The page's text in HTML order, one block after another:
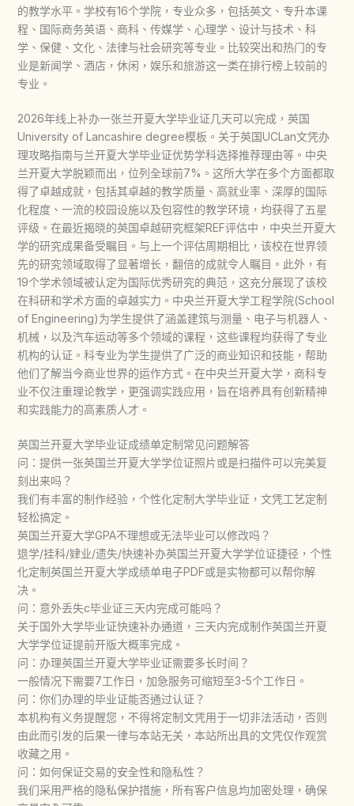
的教学水平。学校有16个学院，专业众多，包括英文、专升本课
程、国际商务英语、商科、传媒学、心理学、设计与技术、科
学、保健、文化、法律与社会研究等专业。比较突出和热门的专
业是新闻学、酒店，休闲，娱乐和旅游这一类在排行榜上较前的
专业。
2026年线上补办一张兰开夏大学毕业证几天可以完成，英国
University of Lancashire degree模板。关于英国UCLan文凭办
理攻略指南与兰开夏大学毕业证优势学科选择推荐理由等。中央
兰开夏大学脱颖而出，位列全球前7%。这所大学在多个方面都取
得了卓越成就，包括其卓越的教学质量、高就业率、深厚的国际
化程度、一流的校园设施以及包容性的教学环境，均获得了五星
评级。在最近揭晓的英国卓越研究框架REF评估中，中央兰开夏大
学的研究成果备受瞩目。与上一个评估周期相比，该校在世界领
先的研究领域取得了显著增长，翻倍的成就令人瞩目。此外，有
19个学术领域被认定为国际优秀研究的典范，这充分展现了该校
在科研和学术方面的卓越实力。中央兰开夏大学工程学院(School
of Engineering)为学生提供了涵盖建筑与测量、电子与机器人、
机械，以及汽车运动等多个领域的课程，这些课程均获得了专业
机构的认证。科专业为学生提供了广泛的商业知识和技能，帮助
他们了解当今商业世界的运作方式。在中央兰开夏大学，商科专
业不仅注重理论教学，更强调实践应用，旨在培养具有创新精神
和实践能力的高素质人才。
英国兰开夏大学毕业证成绩单定制常见问题解答
问：提供一张英国兰开夏大学学位证照片或是扫描件可以完美复
刻出来吗？
我们有丰富的制作经验，个性化定制大学毕业证，文凭工艺定制
轻松搞定。
英国兰开夏大学GPA不理想或无法毕业可以修改吗？
退学/挂科/肄业/遗失/快速补办英国兰开夏大学学位证捷径，个性
化定制英国兰开夏大学成绩单电子PDF或是实物都可以帮你解
决。
问：意外丢失c毕业证三天内完成可能吗？
关于国外大学毕业证快速补办通道，三天内完成制作英国兰开夏
大学学位证提前开版大概率完成。
问：办理英国兰开夏大学毕业证需要多长时间？
一般情况下需要7工作日，加急服务可缩短至3-5个工作日。
问：你们办理的毕业证能否通过认证？
本机构有义务提醒您，不得将定制文凭用于一切非法活动，否则
由此而引发的后果一律与本站无关，本站所出具的文凭仅作观赏
收藏之用。
问：如何保证交易的安全性和隐私性？
我们采用严格的隐私保护措施，所有客户信息均加密处理，确保